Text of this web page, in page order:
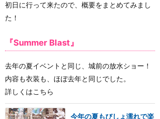
初日に行って来たので、概要をまとめてみまし
た！
『Summer Blast』
去年の夏イベントと同じ、城前の放水ショー！
内容も衣装も、ほぼ去年と同じでした。
詳しくはこちら
今年の夏もびしょ濡れで楽